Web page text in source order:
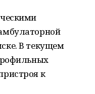
В текущем
к